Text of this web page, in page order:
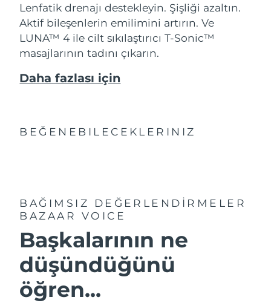
Lenfatik drenajı destekleyin. Şişliği azaltın.
Aktif bileşenlerin emilimini artırın. Ve
LUNA™ 4 ile cilt sıkılaştırıcı T-Sonic™
masajlarının tadını çıkarın.
Daha fazlası için
BEĞENEBILECEKLERINIZ
BAĞIMSIZ DEĞERLENDİRMELER
BAZAAR VOICE
Başkalarının ne
düşündüğünü
öğren...